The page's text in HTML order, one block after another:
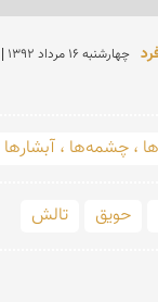
چهارشنبه 16 مرداد 1392 | 14 سال پیش
، چشمه‌ها ، آبشارها
حویق تالش